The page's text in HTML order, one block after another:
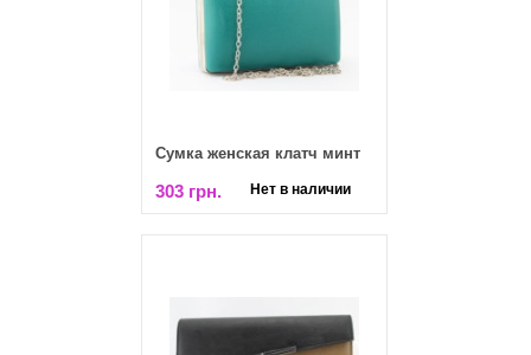
Сумка женская клатч минт
303 грн. Нет в наличии